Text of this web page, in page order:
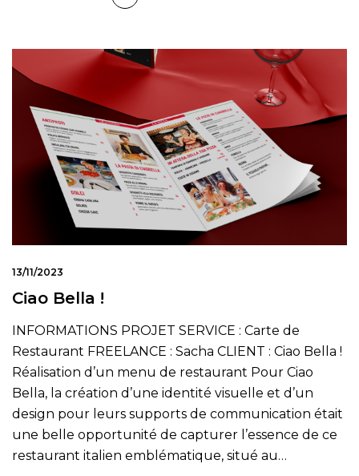
13/11/2023
Ciao Bella !
INFORMATIONS PROJET SERVICE : Carte de
Restaurant FREELANCE : Sacha CLIENT : Ciao Bella !
Réalisation d’un menu de restaurant Pour Ciao
Bella, la création d’une identité visuelle et d’un
design pour leurs supports de communication était
une belle opportunité de capturer l’essence de ce
restaurant italien emblématique, situé au…